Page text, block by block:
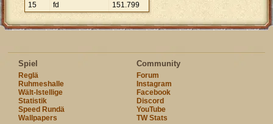
15
fd 151.799
Spiel
Reglä
Ruhmeshalle
Wält-Istellige
Statistik
Speed Rundä
Wallpapers
Community
Forum
Instagram
Facebook
Discord
YouTube
TW Stats